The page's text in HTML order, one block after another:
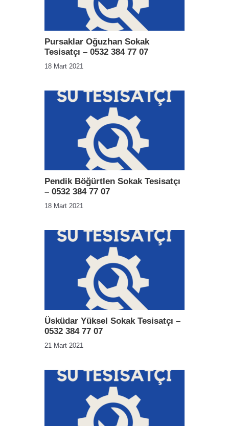
Pursaklar Oğuzhan Sokak
Tesisatçı – 0532 384 77 07
18 Mart 2021
Pendik Böğürtlen Sokak Tesisatçı
– 0532 384 77 07
18 Mart 2021
Üsküdar Yüksel Sokak Tesisatçı –
0532 384 77 07
21 Mart 2021